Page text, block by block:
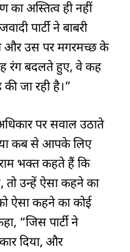
अस्तित्व ही नहीं
पार्टी ने बाबरी
और उस पर मगरमच्छ के
रंग बदलते हुए, वे कह
जा रही है।”
पर सवाल उठाते
कब से आपके लिए
भक्त कहते हैं कि
उन्हें ऐसा कहने का
ऐसा कहने का कोई
“जिस पार्टी ने
दिया, और